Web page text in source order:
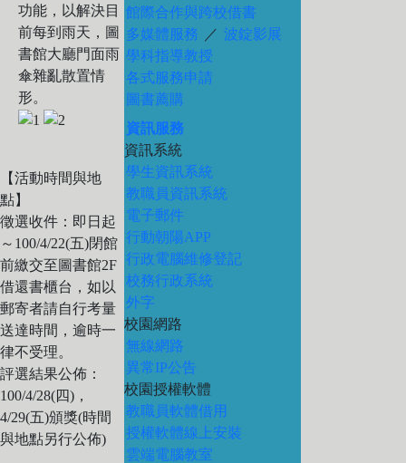
館際合作與跨校借書
多媒體服務
／ 波錠影展
學科指導教授
各式服務申請
圖書薦購
資訊服務
資訊系統
學生資訊系統
教職員資訊系統
電子郵件
行動朝陽APP
行政電腦維修登記
校務行政系統
外字
校園網路
無線網路
異常IP公告
校園授權軟體
教職員軟體借用
授權軟體線上安裝
雲端電腦教室
功能，以解決目
前每到雨天，圖
書館大廳門面雨
傘雜亂散置情
形。
【活動時間與地
點】
徵選收件：即日起
～100/4/22(五)閉館
前繳交至圖書館2F
借還書櫃台，如以
郵寄者請自行考量
送達時間，逾時一
律不受理。
評選結果公佈：
100/4/28(四)，
4/29(五)頒獎(時間
與地點另行公佈)